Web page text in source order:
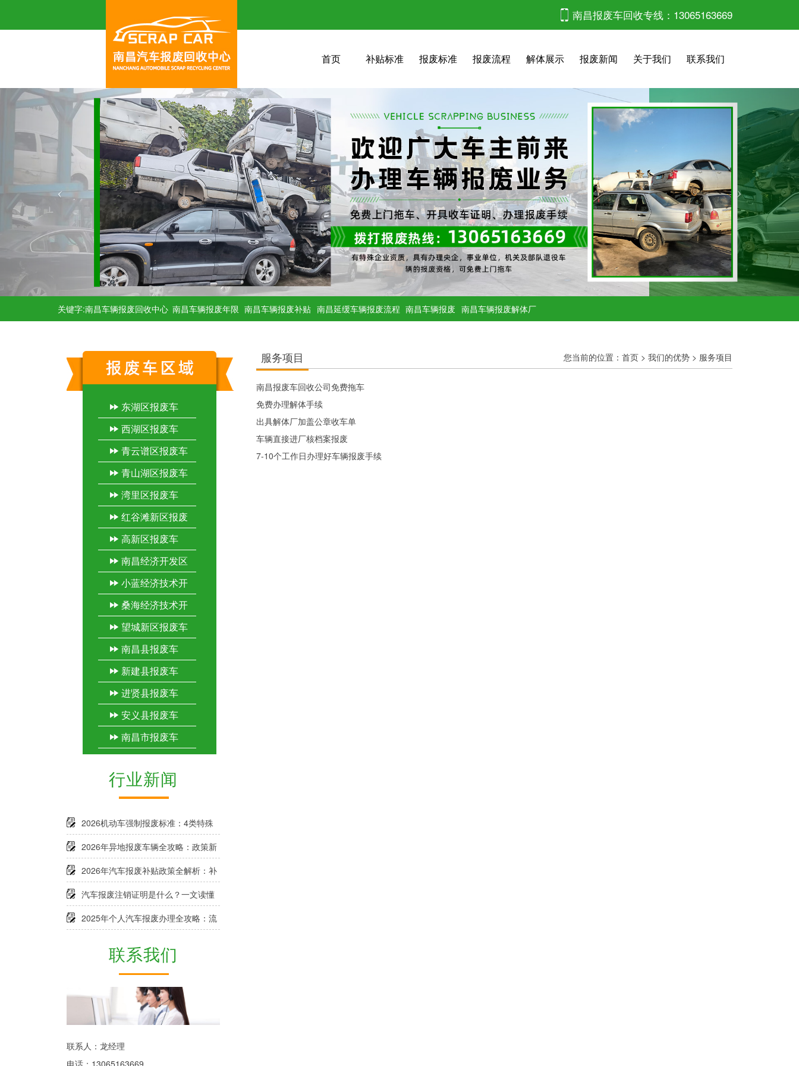
南昌报废车回收专线：13065163669
首页 补贴标准 报废标准 报废流程 解体展示 报废新闻 关于我们 联系我们
关键字:南昌车辆报废回收中心 南昌车辆报废年限 南昌车辆报废补贴 南昌延缓车辆报废流程 南昌车辆报废 南昌车辆报废解体厂
东湖区报废车
西湖区报废车
青云谱区报废车
青山湖区报废车
湾里区报废车
红谷滩新区报废
车 高新区报废车
南昌经济开发区
报废车
小蓝经济技术开
发区报废车
桑海经济技术开
发区报废车
望城新区报废车
南昌县报废车
新建县报废车
进贤县报废车
安义县报废车
南昌市报废车
行业新闻
2026机动车强制报废标准：4类特殊
情形+例外规定全解析
2026年异地报废车辆全攻略：政策新
规、办理流程及补贴申领指南
2026年汽车报废补贴政策全解析：补
贴标准、申请条件及流程一文看懂
汽车报废注销证明是什么？一文读懂
定义、作用及办理要点
2025年个人汽车报废办理全攻略：流
联系我们
联系人：龙经理
电话：13065163669
服务项目 您当前的位置： 首页 > 我们的优势 > 服务项目
南昌报废车回收公司免费拖车
免费办理解体手续
出具解体厂加盖公章收车单
车辆直接进厂核档案报废
7-10个工作日办理好车辆报废手续